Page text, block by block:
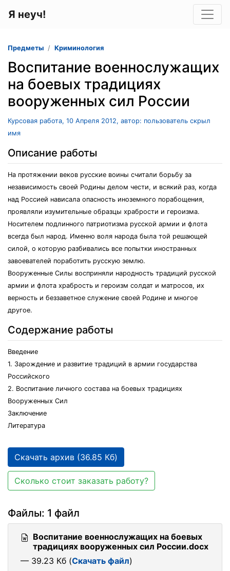
Я неуч!
Предметы Криминология
Воспитание военнослужащих
на боевых традициях
вооруженных сил России
Курсовая работа, 10 Апреля 2012, автор: пользователь скрыл
имя
Описание работы
На протяжении веков русские воины считали борьбу за
независимость своей Родины делом чести, и всякий раз, когда
над Россией нависала опасность иноземного порабощения,
проявляли изумительные образцы храбрости и героизма.
Носителем подлинного патриотизма русской армии и флота
всегда был народ. Именно воля народа была той решающей
силой, о которую разбивались все попытки иностранных
завоевателей поработить русскую землю.
Вооруженные Силы восприняли народность традиций русской
армии и флота храбрость и героизм солдат и матросов, их
верность и беззаветное служение своей Родине и многое
другое.
Содержание работы
Введение
1. Зарождение и развитие традиций в армии государства
Российского
2. Воспитание личного состава на боевых традициях
Вооруженных Сил
Заключение
Литература
Скачать архив (36.85 Кб)
Сколько стоит заказать работу?
Файлы: 1 файл
Воспитание военнослужащих на боевых
традициях вооруженных сил России.docx
— 39.23 Кб (Скачать файл)